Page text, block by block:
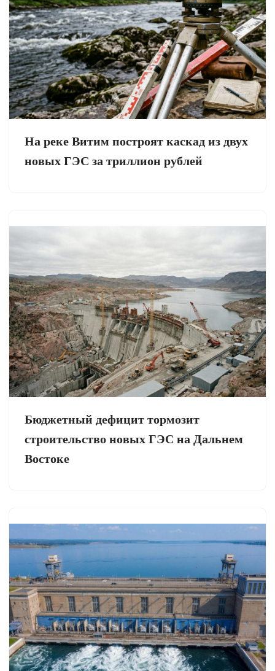
На реке Витим построят каскад из двух
новых ГЭС за триллион рублей
Бюджетный дефицит тормозит
строительство новых ГЭС на Дальнем
Востоке